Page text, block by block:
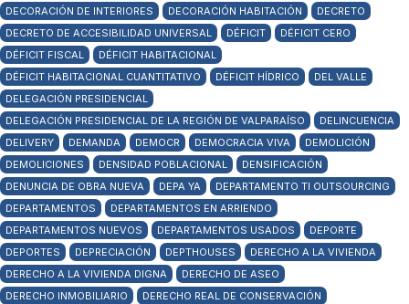
DECORACIÓN DE INTERIORES
DECORACIÓN HABITACIÓN
DECRETO
DECRETO DE ACCESIBILIDAD UNIVERSAL
DÉFICIT
DÉFICIT CERO
DÉFICIT FISCAL
DÉFICIT HABITACIONAL
DÉFICIT HABITACIONAL CUANTITATIVO
DÉFICIT HÍDRICO
DEL VALLE
DELEGACIÓN PRESIDENCIAL
DELEGACIÓN PRESIDENCIAL DE LA REGIÓN DE VALPARAÍSO
DELINCUENCIA
DELIVERY
DEMANDA DEMOCR DEMOCRACIA VIVA
DEMOLICIÓN
DEMOLICIONES
DENSIDAD POBLACIONAL
DENSIFICACIÓN
DENUNCIA DE OBRA NUEVA
DEPA YA
DEPARTAMENTO TI OUTSOURCING
DEPARTAMENTOS
DEPARTAMENTOS EN ARRIENDO
DEPARTAMENTOS NUEVOS
DEPARTAMENTOS USADOS
DEPORTE
DEPORTES
DEPRECIACIÓN DEPTHOUSES
DERECHO A LA VIVIENDA
DERECHO A LA VIVIENDA DIGNA
DERECHO DE ASEO
DERECHO INMOBILIARIO
DERECHO REAL DE CONSERVACIÓN